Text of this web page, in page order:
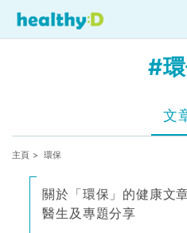
#
文
主頁 > 環保
關於「環保」的健康文
醫生及專題分享